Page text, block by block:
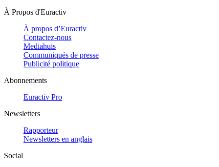
À Propos d'Euractiv
À propos d’Euractiv
Contactez-nous
Mediahuis
Communiqués de presse
Publicité politique
Abonnements
Euractiv Pro
Newsletters
Rapporteur
Newsletters en anglais
Social